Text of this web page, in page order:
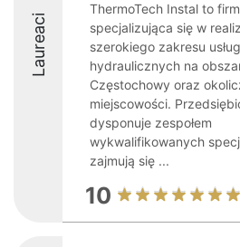
Laureaci
ThermoTech Instal to
specjalizująca się w
szerokiego zakresu usług
hydraulicznych na
Częstochowy oraz
miejscowości.
dysponuje zespołem
wykwalifikowanych
zajmują się ...
10